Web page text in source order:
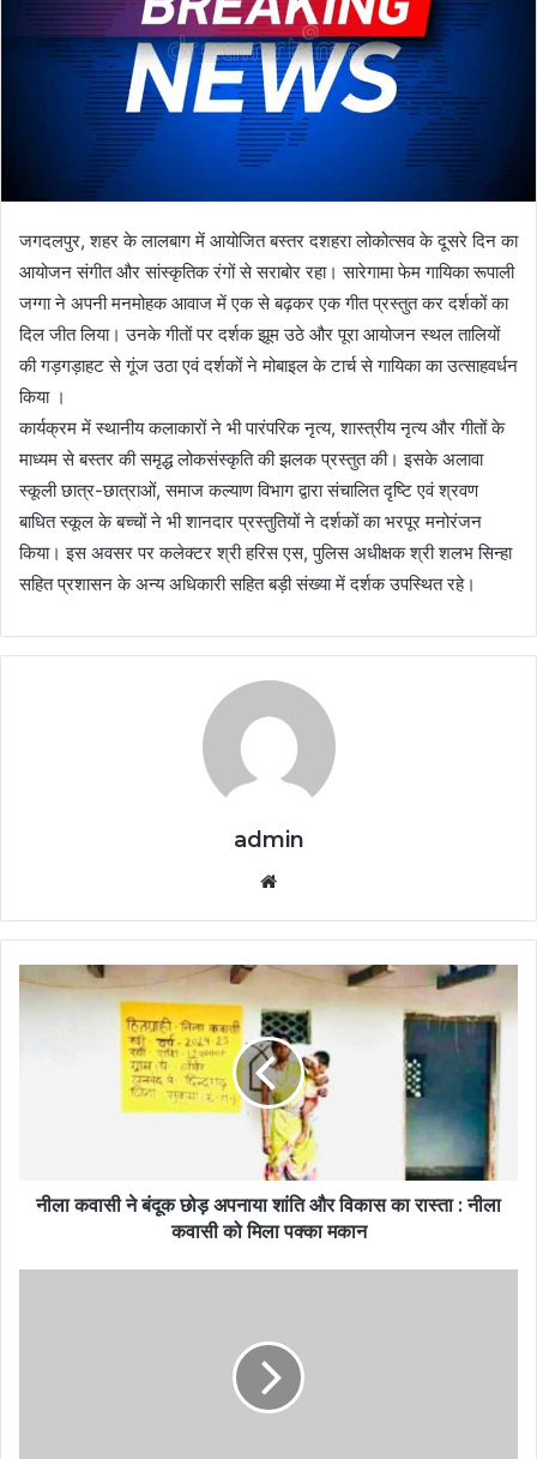
जगदलपुर, शहर के लालबाग में आयोजित बस्तर दशहरा लोकोत्सव के दूसरे दिन का
आयोजन संगीत और सांस्कृतिक रंगों से सराबोर रहा। सारेगामा फेम गायिका रूपाली
जग्गा ने अपनी मनमोहक आवाज में एक से बढ़कर एक गीत प्रस्तुत कर दर्शकों का
दिल जीत लिया। उनके गीतों पर दर्शक झूम उठे और पूरा आयोजन स्थल तालियों
की गड़गड़ाहट से गूंज उठा एवं दर्शकों ने मोबाइल के टार्च से गायिका का उत्साहवर्धन
किया ।
कार्यक्रम में स्थानीय कलाकारों ने भी पारंपरिक नृत्य, शास्त्रीय नृत्य और गीतों के
माध्यम से बस्तर की समृद्ध लोकसंस्कृति की झलक प्रस्तुत की। इसके अलावा
स्कूली छात्र-छात्राओं, समाज कल्याण विभाग द्वारा संचालित दृष्टि एवं श्रवण
बाधित स्कूल के बच्चों ने भी शानदार प्रस्तुतियों ने दर्शकों का भरपूर मनोरंजन
किया। इस अवसर पर कलेक्टर श्री हरिस एस, पुलिस अधीक्षक श्री शलभ सिन्हा
सहित प्रशासन के अन्य अधिकारी सहित बड़ी संख्या में दर्शक उपस्थित रहे।
admin
नीला कवासी ने बंदूक छोड़ अपनाया शांति और विकास का रास्ता : नीला
कवासी को मिला पक्का मकान